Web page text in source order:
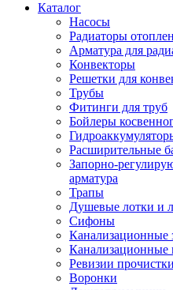
Каталог
Насосы
Радиаторы
Арматура для
Конвекторы
Решетки для
Трубы
Фитинги для труб
Бойлеры
Расширительные
Запорно-
арматура
Трапы
Душевые лотки и
Сифоны
Канализационные
Ревизии
Воронки